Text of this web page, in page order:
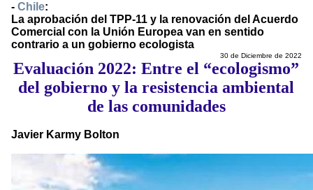
- Chile:
La aprobación del TPP-11 y la renovación del Acuerdo
Comercial con la Unión Europea van en sentido
contrario a un gobierno ecologista
30 de Diciembre de 2022
Evaluación 2022: Entre el “ecologismo”
del gobierno y la resistencia ambiental
de las comunidades
Javier Karmy Bolton